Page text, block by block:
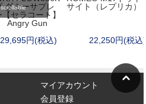
ダミーサプレ
セラコート】
Angry Gun
29,695円(税込)
サイト（レプリカ）
22,250円(税込)
scrollable
マイアカウント
会員登録